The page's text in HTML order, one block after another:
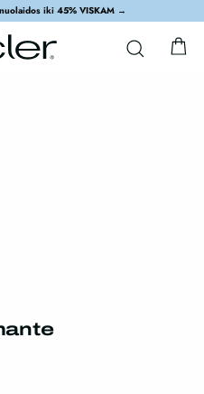
nuolaidos iki 45% VISKAM →